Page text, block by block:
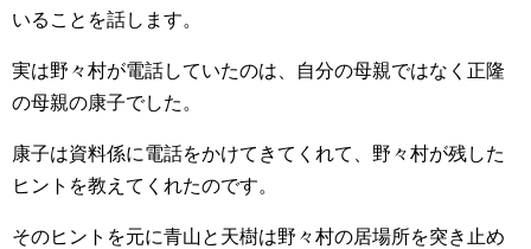
いることを話します。
実は野々村が電話していたのは、自分の母親ではなく正隆
の母親の康子でした。
康子は資料係に電話をかけてきてくれて、野々村が残した
ヒントを教えてくれたのです。
そのヒントを元に青山と天樹は野々村の居場所を突き止め